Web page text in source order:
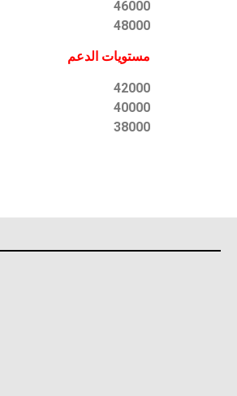
46000
48000
مستويات الدعم
42000
40000
38000